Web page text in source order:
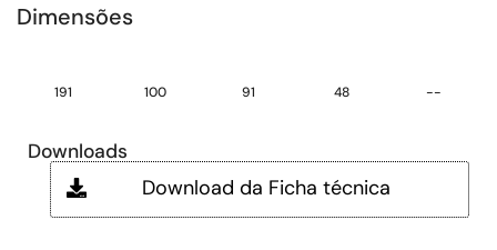
Dimensões
191 100 91 48 --
Downloads
Download da Ficha técnica